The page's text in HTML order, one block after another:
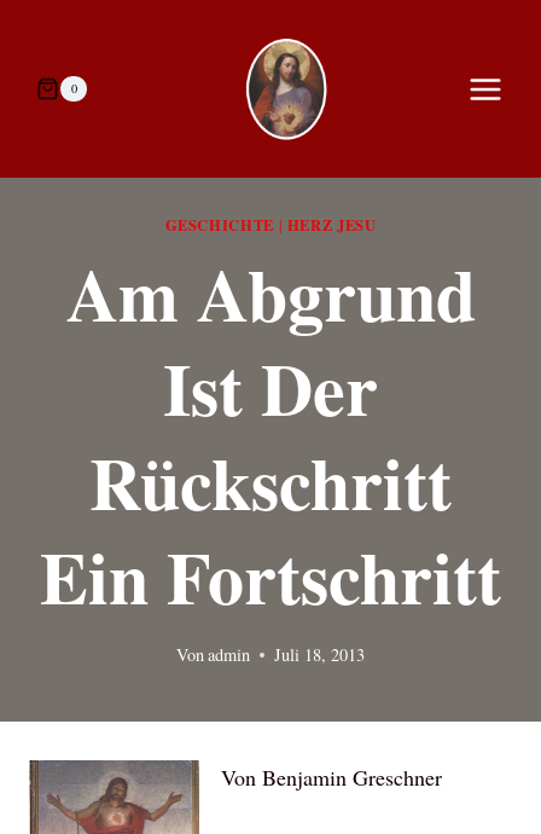
springen0
GESCHICHTE | HERZ JESU
Am Abgrund
Ist Der
Rückschritt
Ein Fortschritt
Vonadmin Juli 18, 2013
Von Benjamin Greschner